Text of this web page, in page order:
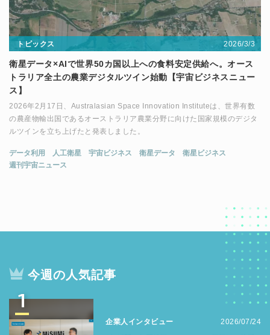
トピックス 2026/3/3
衛星データ×AIで世界50カ国以上への食料安定供給へ。オース
トラリア全土の農業デジタルツイン始動【宇宙ビジネスニュー
ス】
2026年2月17日、Australasian Space Innovation Instituteは、世界有数
の農産物輸出国であるオーストラリア農業分野に向けた国家規模のデジタ
ルツインを立ち上げたと発表しました。
データ利用 人工衛星 宇宙ビジネス 衛星データ
衛星ビジネス
週刊宇宙ニュース
今週の人気記事
1
企業人インタビュー 2026/07/24